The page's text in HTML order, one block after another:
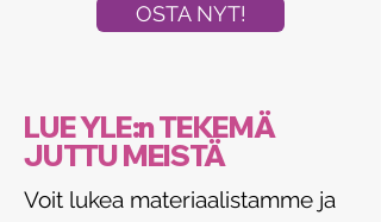
OSTA NYT!
LUE YLE:n TEKEMÄ
JUTTU MEISTÄ
Voit lukea materiaalistamme ja